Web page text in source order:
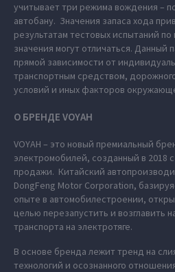
учитывает три режима вождения –
автобану. Значения запаса хода
результатам тестовых испытаний по
значения могут отличаться. Данный
прямой зависимости от
транспортным средством,
условий и иных факторов
О БРЕНДЕ VOYAH
VOYAH – это новый премиальный
электромобилей, созданный в 2018
продажи. Китайский
DongFeng Motor Corporation,
опыте в автомобилестроении,
целью перезапустить и возглавить
транспорта на электротяге.
В основе бренда лежит тренд на
технологий и осознанного